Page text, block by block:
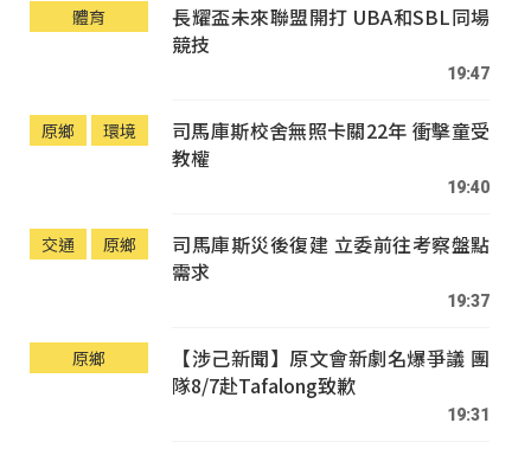
體育
長耀盃未來聯盟開打 UBA和SBL同場
競技
19:47
原鄉 環境
司馬庫斯校舍無照卡關22年 衝擊童受
教權
19:40
交通 原鄉
司馬庫斯災後復建 立委前往考察盤點
需求
19:37
原鄉
【涉己新聞】原文會新劇名爆爭議 團
隊8/7赴Tafalong致歉
19:31